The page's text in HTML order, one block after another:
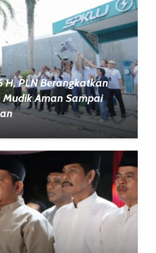
H, PLN Berangkatkan
Aman Sampai